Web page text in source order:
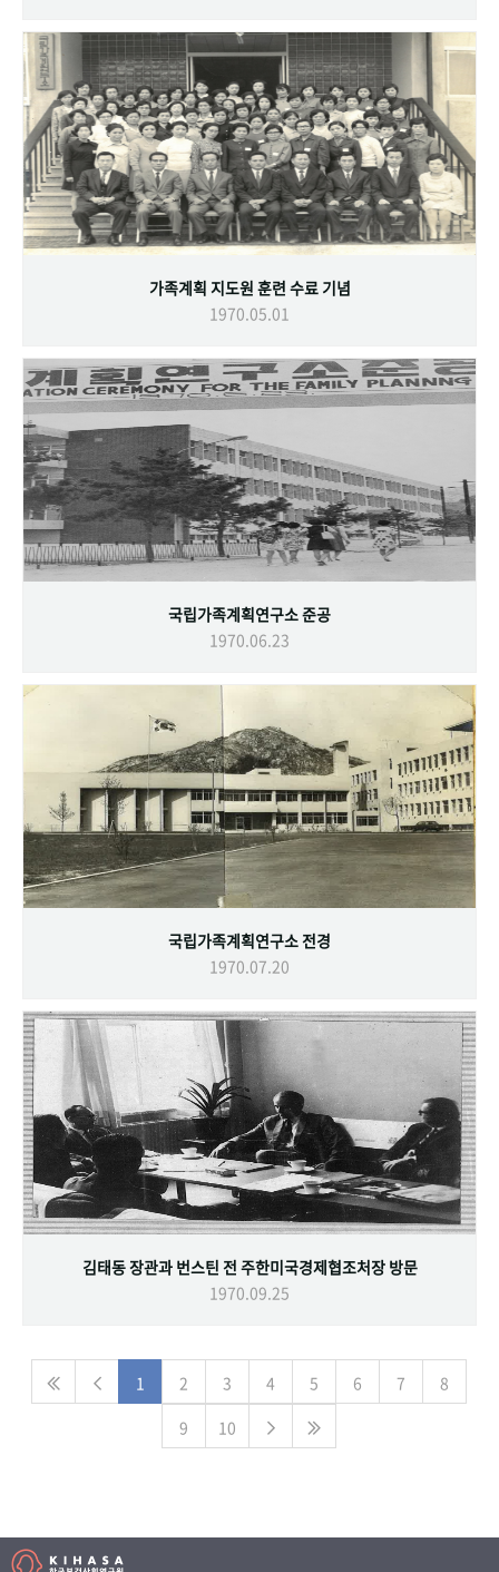
가족계획 지도원 훈련 수료 기념
1970.05.01
국립가족계획연구소 준공
1970.06.23
국립가족계획연구소 전경
1970.07.20
김태동 장관과 번스틴 전 주한미국경제협조처장 방문
1970.09.25
1 2 3 4 5 6 7
8
9
10